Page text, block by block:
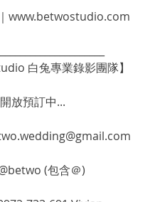
www.betwostudio.com
白兔專業錄影團隊】
放預訂中...
(包含＠)